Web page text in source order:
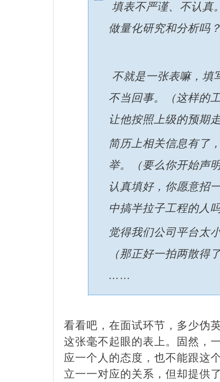
填表不严谨、不认真
做量化研究和分析吗
不就是一张表嘛，填
不当回事。（这样的
让他按照上级的预期
简历上相关信息有了
举。（要么你开始声
认真填好，你愿意招
中搞半拉子工程的人
觉得我们公司平台太
（那正好一拍两散得
……
看看吧，在面试环节，多少伪
这张毫不起眼的表上。固然，
应一个人的态度，也不能跟这
立一一对应的关系，但却提供